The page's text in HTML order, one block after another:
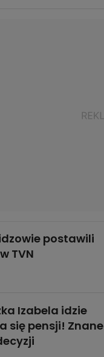
postawili
TVN
Izabela idzie
się pensji! Znane